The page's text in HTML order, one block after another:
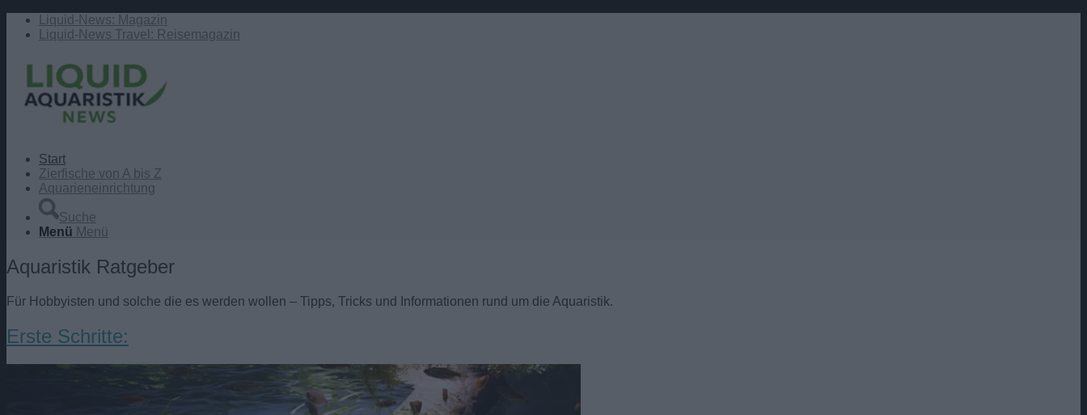
Liquid-News: Magazin
Liquid-News Travel: Reisemagazin
Start
Zierfische von A bis Z
Aquarieneinrichtung
Suche
Menü Menü
Aquaristik Ratgeber
Für Hobbyisten und solche die es werden wollen – Tipps, Tricks und Informationen rund um die Aquaristik.
Erste Schritte: